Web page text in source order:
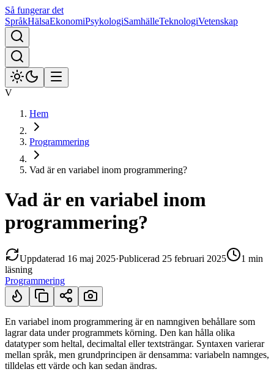
Så fungerar det
SpråkHälsaEkonomiPsykologiSamhälleTeknologiVetenskap
V
Hem
Programmering
Vad är en variabel inom programmering?
Vad är en variabel inom
programmering?
Uppdaterad 16 maj 2025·Publicerad 25 februari 2025
1 min
läsning
Programmering
Kort svar
En variabel inom programmering är en namngiven behållare som
lagrar data under programmets körning. Den kan hålla olika
datatyper som heltal, decimaltal eller textsträngar. Syntaxen varierar
mellan språk, men grundprincipen är densamma: variabeln namnges,
tilldelas ett värde och kan sedan ändras.